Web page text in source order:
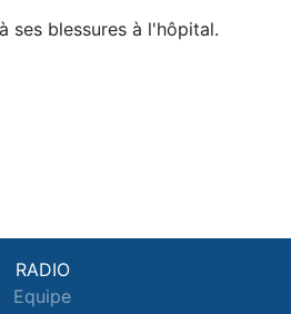
ses blessures à l'hôpital.
RADIO
Equipe